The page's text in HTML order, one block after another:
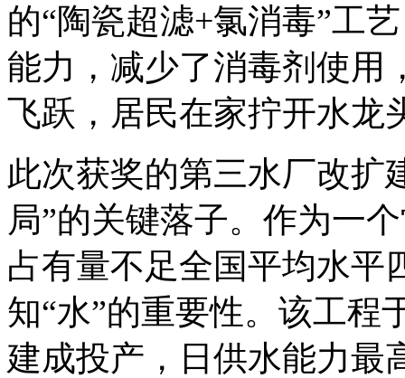
的“陶瓷超滤+氯消毒”工
能力，减少了消毒剂使用
飞跃，居民在家拧开水龙
此次获奖的第三水厂改扩
局”的关键落子。作为一
占有量不足全国平均水平
知“水”的重要性。该工程
建成投产，日供水能力最